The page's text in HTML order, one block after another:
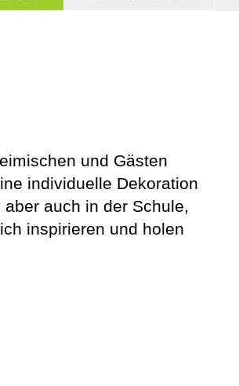
und Gästen
individuelle Dekoration
auch in der Schule,
inspirieren und holen